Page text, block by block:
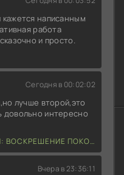
написанным
работа
и просто.
Сегодня в 00:02:02
лучше второй,это
интересно
ПОКОЙНИКА (2025)
Вчера в 23:36:11